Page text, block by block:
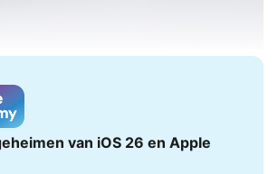
van iOS 26 en Apple